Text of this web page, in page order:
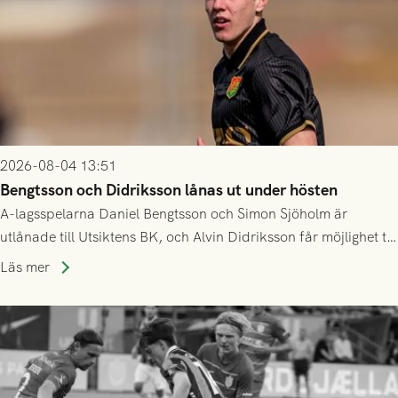
2026-08-04 13:51
Bengtsson och Didriksson lånas ut under hösten
A-lagsspelarna Daniel Bengtsson och Simon Sjöholm är
utlånade till Utsiktens BK, och Alvin Didriksson får möjlighet till
speltid i Hestrafors genom föreningssamarbete.
Läs mer